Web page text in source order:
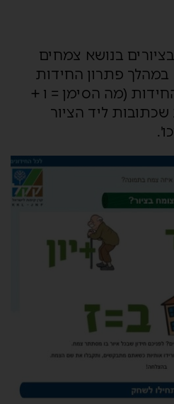
בנושא צמחים
במהלך פתרון החידות
(מה הסימן = ו +
ליד הציור